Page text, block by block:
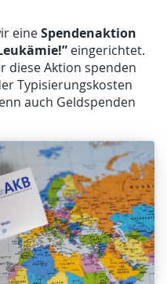
eineSpendenaktion
eingerichtet.
diese Aktion spenden
Typisierungskosten
auch Geldspenden